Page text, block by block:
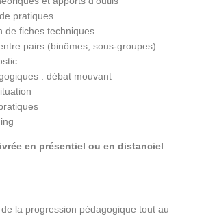
pratiques
de fiches techniques
pairs (binômes, sous-groupes)
: débat mouvant
en présentiel ou en distanciel
la progression pédagogique tout au